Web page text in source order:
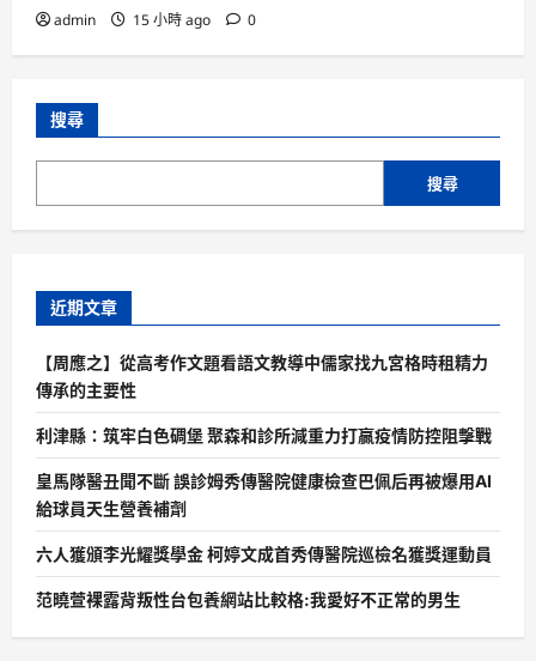
admin 15 小時 ago 0
搜尋
搜尋
近期文章
【周應之】從高考作文題看語文教導中儒家找九宮格時租精力
傳承的主要性
利津縣：筑牢白色碉堡 聚森和診所減重力打贏疫情防控阻擊戰
皇馬隊醫丑聞不斷 誤診姆秀傳醫院健康檢查巴佩后再被爆用AI
給球員天生營養補劑
六人獲頒李光耀獎學金 柯婷文成首秀傳醫院巡檢名獲獎運動員
范曉萱裸露背叛性台包養網站比較格:我愛好不正常的男生